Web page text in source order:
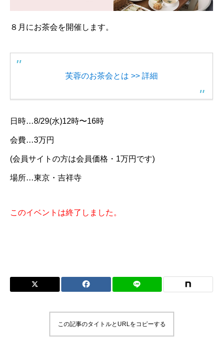
８月にお茶会を開催します。
芙蓉のお茶会とは >> 詳細
日時…8/29(水)12時〜16時
会費…3万円
(会員サイトの方は会員価格・1万円です)
場所…東京・吉祥寺
このイベントは終了しました。
この記事のタイトルとURLをコピーする